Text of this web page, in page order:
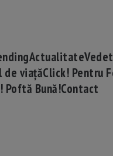
Actualitate
de viațăClick! Pentru
Poftă Bună!Contact